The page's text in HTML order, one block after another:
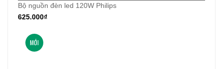
Bộ nguồn đèn led 120W Philips
625.000₫
MỚI